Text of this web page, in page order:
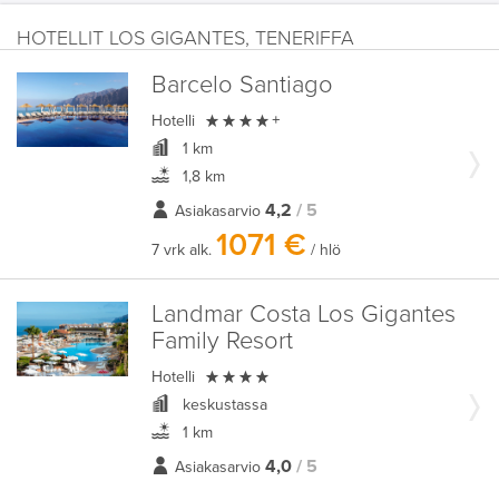
HOTELLIT LOS GIGANTES, TENERIFFA
Barcelo Santiago
Hotelli  +
1 km
1,8 km
Asiakasarvio 4,2 / 5
7 vrk alk. 1071 € / hlö
Landmar Costa Los Gigantes
Family Resort
Hotelli 
keskustassa
1 km
Asiakasarvio 4,0 / 5